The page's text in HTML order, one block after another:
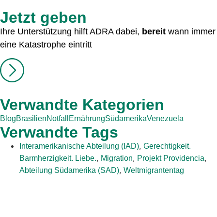
Jetzt geben
Ihre Unterstützung hilft ADRA dabei, bereit wann immer
eine Katastrophe eintritt
Verwandte Kategorien
BlogBrasilienNotfall ErnährungSüdamerikaVenezuela
Verwandte Tags
Interamerikanische Abteilung (IAD), Gerechtigkeit.
Barmherzigkeit. Liebe., Migration, Projekt Providencia,
Abteilung Südamerika (SAD), Weltmigrantentag